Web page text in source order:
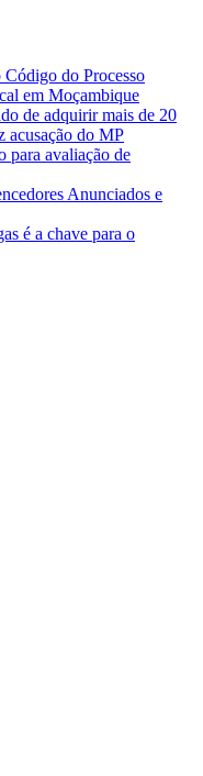
do Processo
em Moçambique
de adquirir mais de 20
acusação do MP
para avaliação de
Anunciados e
é a chave para o